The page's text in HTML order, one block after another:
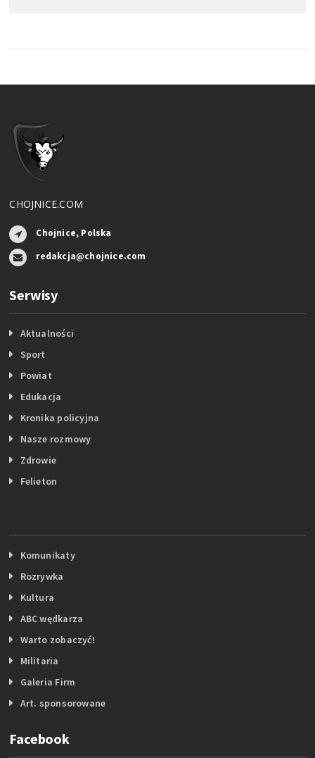
CHOJNICE.COM
Chojnice, Polska
redakcja@chojnice.com
Serwisy
Aktualności
Sport
Powiat
Edukacja
Kronika policyjna
Nasze rozmowy
Zdrowie
Felieton
Komunikaty
Rozrywka
Kultura
ABC wędkarza
Warto zobaczyć!
Militaria
Galeria Firm
Art. sponsorowane
Facebook